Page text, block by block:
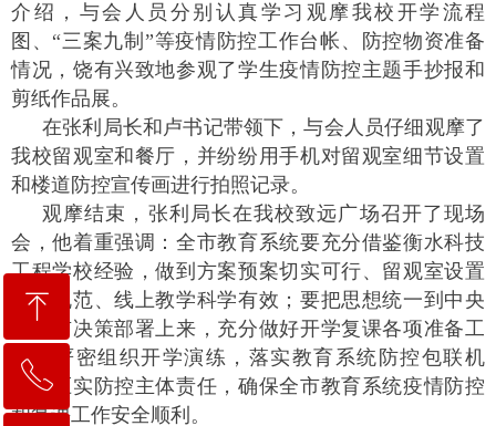
介绍，与会人员分别认真学习观摩我校开学流程
图、“三案九制”等疫情防控工作台帐、防控物资准备
情况，饶有兴致地参观了学生疫情防控主题手抄报和
剪纸作品展。
在张利局长和卢书记带领下，与会人员仔细观摩了
我校留观室和餐厅，并纷纷用手机对留观室细节设置
和楼道防控宣传画进行拍照记录。
观摩结束，张利局长在我校致远广场召开了现场
会，他着重强调：全市教育系统要充分借鉴衡水科技
工程学校经验，做到方案预案切实可行、留观室设置
标准规范、线上教学科学有效；要把思想统一到中央
和省市决策部署上来，充分做好开学复课各项准备工
作，严密组织开学演练，落实教育系统防控包联机
制，压实防控主体责任，确保全市教育系统疫情防控
和复课工作安全顺利。
ꁸ
回到顶部
ꂅ